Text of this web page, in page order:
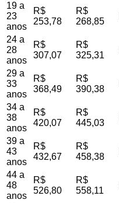
19 a
23
anos
R$
253,78
R$
268,85
24 a
28
anos
R$
307,07
R$
325,31
29 a
33
anos
R$
368,49
R$
390,38
34 a
38
anos
R$
420,07
R$
445,03
39 a
43
anos
R$
432,67
R$
458,38
44 a
48
anos
R$
526,80
R$
558,11